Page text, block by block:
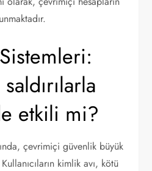
etkili mi?
çevrimiçi güvenlik büyük
kimlik avı, kötü